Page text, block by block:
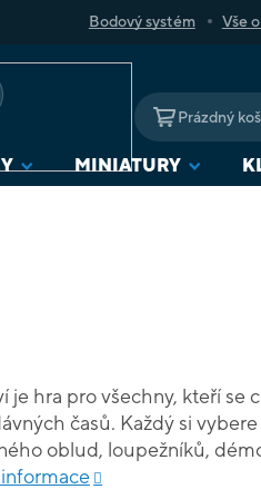
Bodový systém Vše
Prázdný
MINIATURY
je hra pro všechny, kteří se
časů. Každý si
oblud, loupežníků,
pomoci a podělit se o své